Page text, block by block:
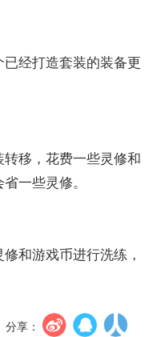
经打造套装的装备更
移，花费一些灵修和
一些灵修。
和游戏币进行洗练，
分享：